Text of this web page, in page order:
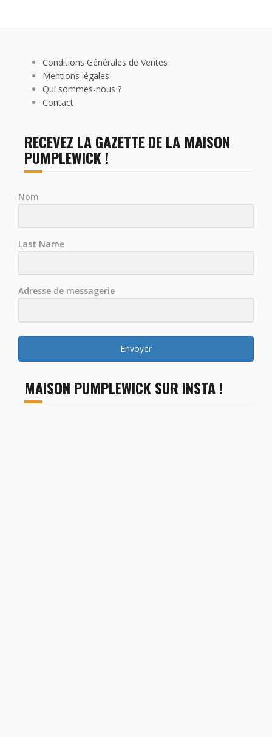
Conditions Générales de Ventes
Mentions légales
Qui sommes-nous ?
Contact
RECEVEZ LA GAZETTE DE LA MAISON
PUMPLEWICK !
Nom
Last Name
Adresse de messagerie
Envoyer
MAISON PUMPLEWICK SUR INSTA !